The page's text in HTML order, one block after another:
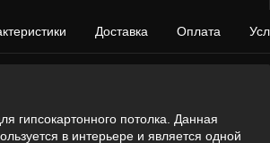
Доставка Оплата
гипсокартонного потолка. Данная
в интерьере и является одной